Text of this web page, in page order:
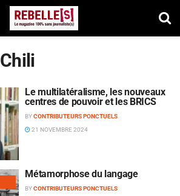
Chili
Le multilatéralisme, les nouveaux
centres de pouvoir et les BRICS
BYCONTRIBUTEURS PONCTUELS
21 NOVEMBRE 2024
Métamorphose du langage
BYCONTRIBUTEURS PONCTUELS